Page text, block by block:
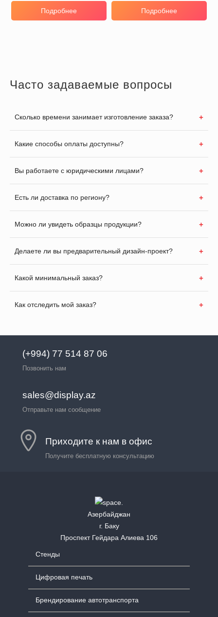
Подробнее Подробнее
Часто задаваемые вопросы
Сколько времени занимает изготовление заказа?
Какие способы оплаты доступны?
Вы работаете с юридическими лицами?
Есть ли доставка по региону?
Можно ли увидеть образцы продукции?
Делаете ли вы предварительный дизайн-проект?
Какой минимальный заказ?
Как отследить мой заказ?
(+994) 77 514 87 06
Позвонить нам
sales@display.az
Отправьте нам сообщение
Приходите к нам в офис
Получите бесплатную консультацию
Азербайджан
г. Баку
Проспект Гейдара Алиева 106
Стенды
Цифровая печать
Брендирование автотранспорта